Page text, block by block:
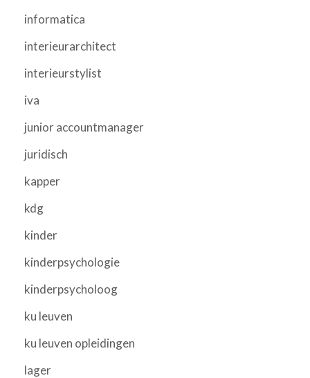
informatica
interieurarchitect
interieurstylist
iva
junior accountmanager
juridisch
kapper
kdg
kinder
kinderpsychologie
kinderpsycholoog
ku leuven
ku leuven opleidingen
lager